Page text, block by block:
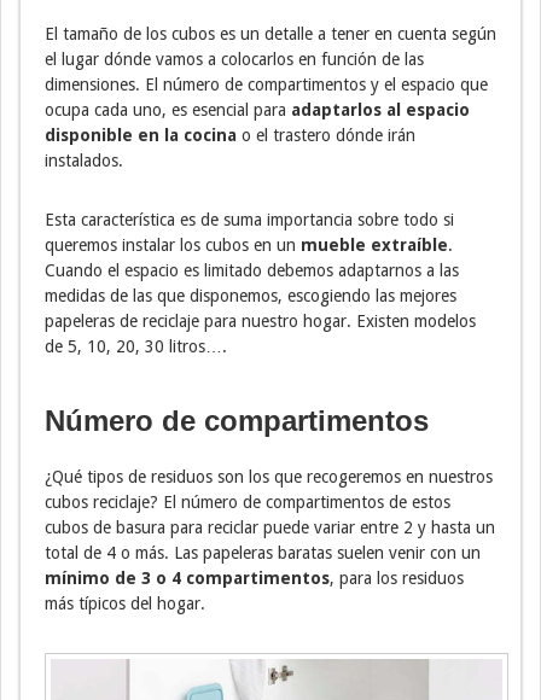
El tamaño de los cubos es un detalle a tener en cuenta según
el lugar dónde vamos a colocarlos en función de las
dimensiones. El número de compartimentos y el espacio que
ocupa cada uno, es esencial para adaptarlos al espacio
disponible en la cocina o el trastero dónde irán
instalados.
Esta característica es de suma importancia sobre todo si
queremos instalar los cubos en un mueble extraíble.
Cuando el espacio es limitado debemos adaptarnos a las
medidas de las que disponemos, escogiendo las mejores
papeleras de reciclaje para nuestro hogar. Existen modelos
de 5, 10, 20, 30 litros….
Número de compartimentos
¿Qué tipos de residuos son los que recogeremos en nuestros
cubos reciclaje? El número de compartimentos de estos
cubos de basura para reciclar puede variar entre 2 y hasta un
total de 4 o más. Las papeleras baratas suelen venir con un
mínimo de 3 o 4 compartimentos, para los residuos
más típicos del hogar.